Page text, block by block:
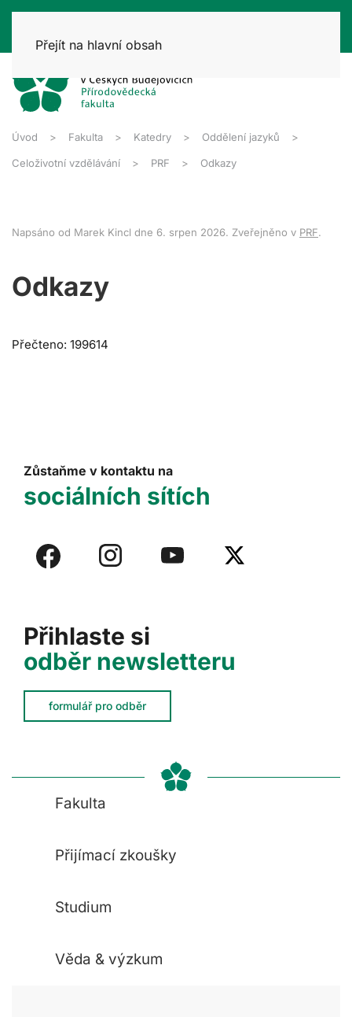
Přejít na hlavní obsah
Úvod Fakulta Katedry Oddělení jazyků
Celoživotní vzdělávání PRF Odkazy
Napsáno od Marek Kincl dne 6. srpen 2026. Zveřejněno v PRF.
Odkazy
Přečteno: 199614
Přihlaste si
odběr newsletteru
formulář pro odběr
Zůstaňme v kontaktu na
sociálních sítích
Fakulta
Přijímací zkoušky
Studium
Věda & výzkum